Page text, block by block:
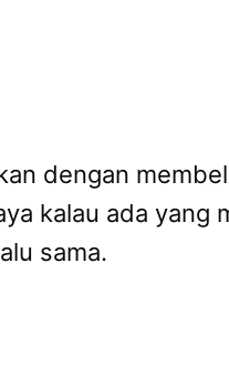
dengan
kalau ada yang
sama.